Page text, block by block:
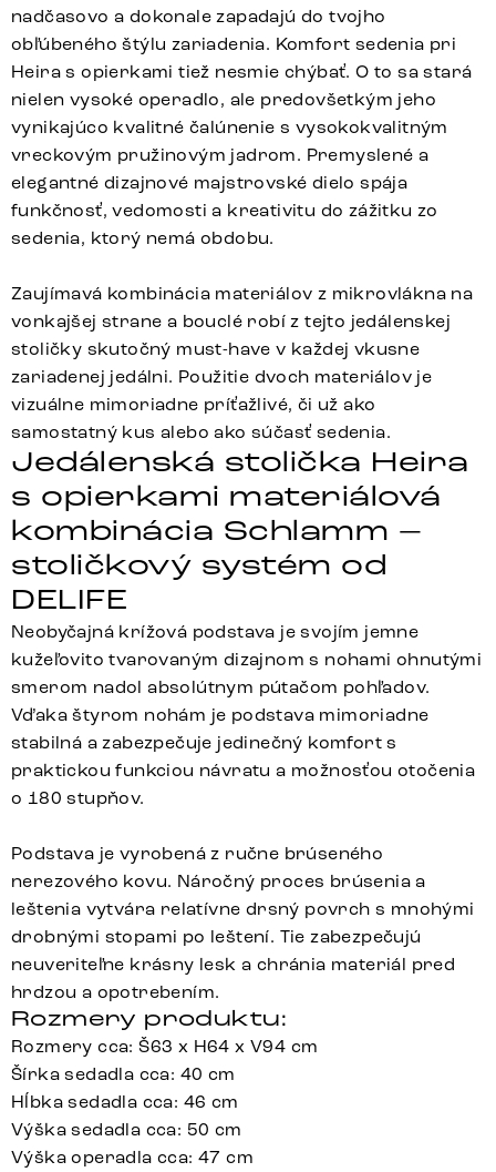
nadčasovo a dokonale zapadajú do tvojho
obľúbeného štýlu zariadenia. Komfort sedenia pri
Heira s opierkami tiež nesmie chýbať. O to sa stará
nielen vysoké operadlo, ale predovšetkým jeho
vynikajúco kvalitné čalúnenie s vysokokvalitným
vreckovým pružinovým jadrom. Premyslené a
elegantné dizajnové majstrovské dielo spája
funkčnosť, vedomosti a kreativitu do zážitku zo
sedenia, ktorý nemá obdobu.
Zaujímavá kombinácia materiálov z mikrovlákna na
vonkajšej strane a bouclé robí z tejto jedálenskej
stoličky skutočný must-have v každej vkusne
zariadenej jedálni. Použitie dvoch materiálov je
vizuálne mimoriadne príťažlivé, či už ako
samostatný kus alebo ako súčasť sedenia.
Jedálenská stolička Heira
s opierkami materiálová
kombinácia Schlamm –
stoličkový systém od
DELIFE
Neobyčajná krížová podstava je svojím jemne
kužeľovito tvarovaným dizajnom s nohami ohnutými
smerom nadol absolútnym pútačom pohľadov.
Vďaka štyrom nohám je podstava mimoriadne
stabilná a zabezpečuje jedinečný komfort s
praktickou funkciou návratu a možnosťou otočenia
o 180 stupňov.
Podstava je vyrobená z ručne brúseného
nerezového kovu. Náročný proces brúsenia a
leštenia vytvára relatívne drsný povrch s mnohými
drobnými stopami po leštení. Tie zabezpečujú
neuveriteľne krásny lesk a chránia materiál pred
hrdzou a opotrebením.
Rozmery produktu:
Rozmery cca: Š63 x H64 x V94 cm
Šírka sedadla cca: 40 cm
Hĺbka sedadla cca: 46 cm
Výška sedadla cca: 50 cm
Výška operadla cca: 47 cm